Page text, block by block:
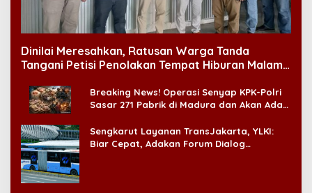
Dinilai Meresahkan, Ratusan Warga Tanda
Tangani Petisi Penolakan Tempat Hiburan Malam
Breaking News! Operasi Senyap KPK-Polri
Sasar 271 Pabrik di Madura dan Akan Ada
Sengkarut Layanan TransJakarta, YLKI:
Biar Cepat, Adakan Forum Dialog